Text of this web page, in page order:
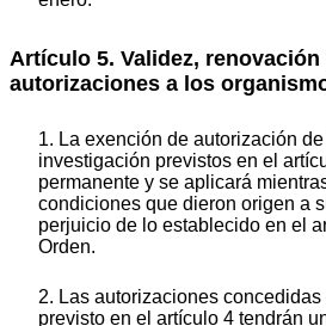
Artículo 5. Validez,
autorizaciones a los
1. La exención de autorización
investigación previstos en el
permanente y se aplicará
condiciones que dieron origen a
perjuicio de lo establecido en el
Orden.
2. Las autorizaciones
previsto en el artículo 4 tendrán